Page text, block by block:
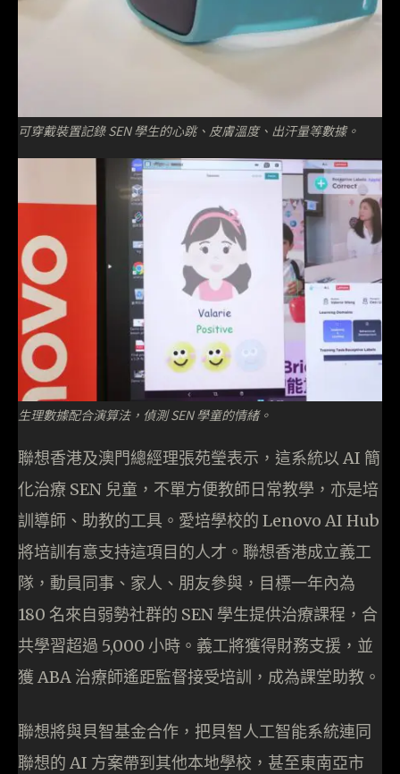
可穿戴裝置記錄 SEN 學生的心跳、皮膚溫度、出汗量等數據。
生理數據配合演算法，偵測 SEN 學童的情緒。
聯想香港及澳門總經理張苑瑩表示，這系統以 AI 簡
化治療 SEN 兒童，不單方便教師日常教學，亦是培
訓導師、助教的工具。愛培學校的 Lenovo AI Hub
將培訓有意支持這項目的人才。聯想香港成立義工
隊，動員同事、家人、朋友參與，目標一年內為
180 名來自弱勢社群的 SEN 學生提供治療課程，合
共學習超過 5,000 小時。義工將獲得財務支援，並
獲 ABA 治療師遙距監督接受培訓，成為課堂助教。
聯想將與貝智基金合作，把貝智人工智能系統連同
聯想的 AI 方案帶到其他本地學校，甚至東南亞市